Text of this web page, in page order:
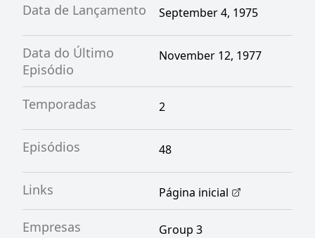
Data de Lançamento September 4, 1975
Data do Último
Episódio
November 12, 1977
Temporadas 2
Episódios 48
Links Página inicial
Empresas
Group 3